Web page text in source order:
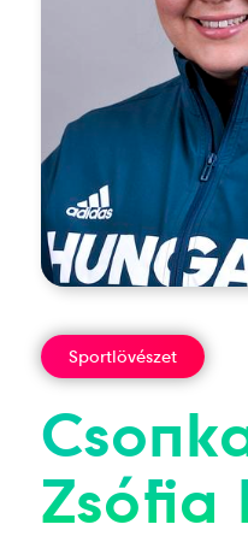
Sportlövészet
Zsófia